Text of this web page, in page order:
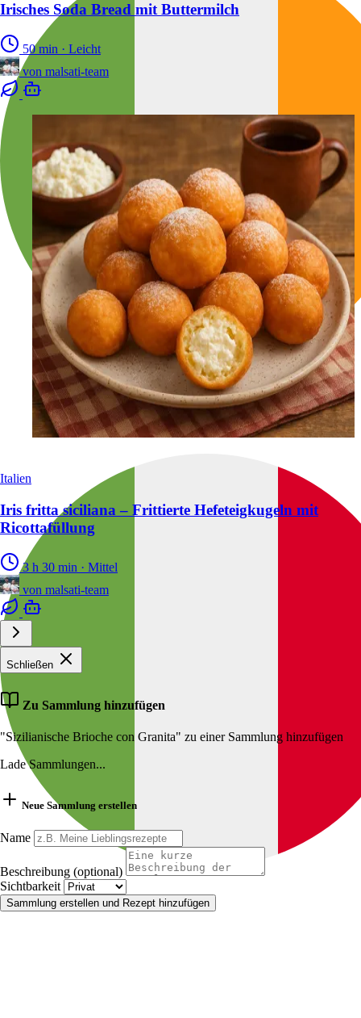
Irisches Soda Bread mit Buttermilch
50 min · Leicht
von malsati-team
Italien
Iris fritta siciliana – Frittierte Hefeteigkugeln mit
Ricottafüllung
3 h 30 min · Mittel
von malsati-team
Schließen
Zu Sammlung hinzufügen
"Sizilianische Brioche con Granita" zu einer Sammlung hinzufügen
Lade Sammlungen...
Neue Sammlung erstellen
Name
Beschreibung (optional)
Sichtbarkeit
Sammlung erstellen und Rezept hinzufügen